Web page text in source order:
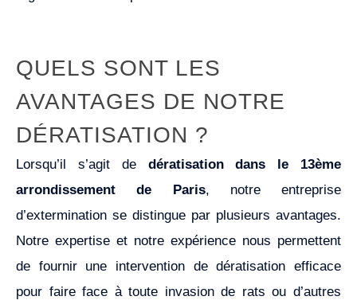
QUELS SONT LES
AVANTAGES DE NOTRE
DÉRATISATION ?
Lorsqu’il s’agit de dératisation dans le 13ème
arrondissement de Paris, notre entreprise
d’extermination se distingue par plusieurs avantages.
Notre expertise et notre expérience nous permettent
de fournir une intervention de dératisation efficace
pour faire face à toute invasion de rats ou d’autres